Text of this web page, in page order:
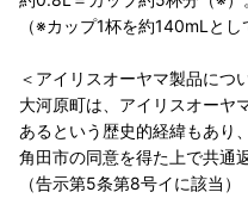
（※カップ1杯を約140mLとし
＜アイリスオーヤマ製品につ
大河原町は、アイリスオーヤ
あるという歴史的経緯もあり、
角田市の同意を得た上で共通
（告示第5条第8号イに該当）